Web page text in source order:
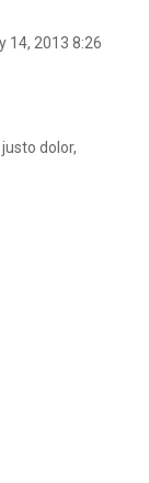
14, 2013 8:26
dolor,